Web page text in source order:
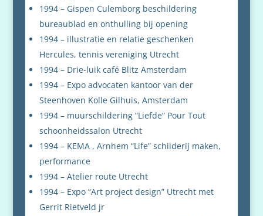
1994 – Gispen Culemborg beschildering
bureaublad en onthulling bij opening
1994 – illustratie en relatie geschenken
Hercules, tennis vereniging Utrecht
1994 – Drie-luik café Blitz Amsterdam
1994 – Expo advocaten kantoor van der
Steenhoven Kolle Gilhuis, Amsterdam
1994 – muurschildering “Liefde” Pour Tout
schoonheidssalon Utrecht
1994 – KEMA , Arnhem “Life” schilderij maken,
performance
1994 – Atelier route Utrecht
1994 – Expo “Art project design” Utrecht met
Gerrit Rietveld jr